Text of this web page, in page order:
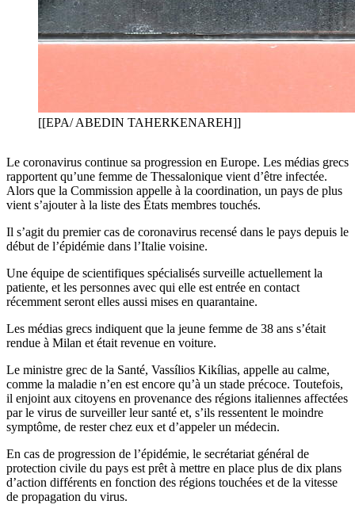
[[EPA/ ABEDIN TAHERKENAREH]]
Le coronavirus continue sa progression en Europe. Les médias grecs
rapportent qu’une femme de Thessalonique vient d’être infectée.
Alors que la Commission appelle à la coordination, un pays de plus
vient s’ajouter à la liste des États membres touchés.
Il s’agit du premier cas de coronavirus recensé dans le pays depuis le
début de l’épidémie dans l’Italie voisine.
Une équipe de scientifiques spécialisés surveille actuellement la
patiente, et les personnes avec qui elle est entrée en contact
récemment seront elles aussi mises en quarantaine.
Les médias grecs indiquent que la jeune femme de 38 ans s’était
rendue à Milan et était revenue en voiture.
Le ministre grec de la Santé, Vassílios Kikílias, appelle au calme,
comme la maladie n’en est encore qu’à un stade précoce. Toutefois,
il enjoint aux citoyens en provenance des régions italiennes affectées
par le virus de surveiller leur santé et, s’ils ressentent le moindre
symptôme, de rester chez eux et d’appeler un médecin.
En cas de progression de l’épidémie, le secrétariat général de
protection civile du pays est prêt à mettre en place plus de dix plans
d’action différents en fonction des régions touchées et de la vitesse
de propagation du virus.